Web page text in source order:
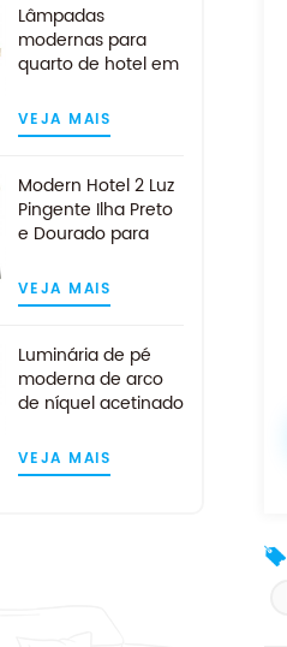
Lâmpadas
modernas para
quarto de hotel em
personalizado
VEJA MAIS
Modern Hotel 2 Luz
Pingente Ilha Preto
e Dourado para
VEJA MAIS
Luminária de pé
moderna de arco
de níquel acetinado
século
VEJA MAIS